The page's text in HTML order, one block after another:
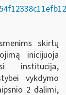
skirtų
inicijuoja
institucija,
vykdymo
2 dalimi,